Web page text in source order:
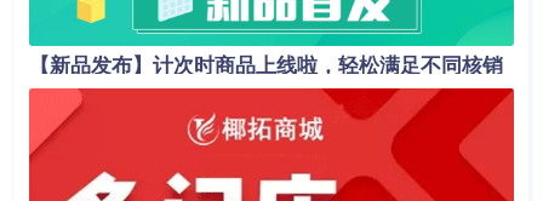
【新品发布】计次时商品上线啦，轻松满足不同核销
场景！